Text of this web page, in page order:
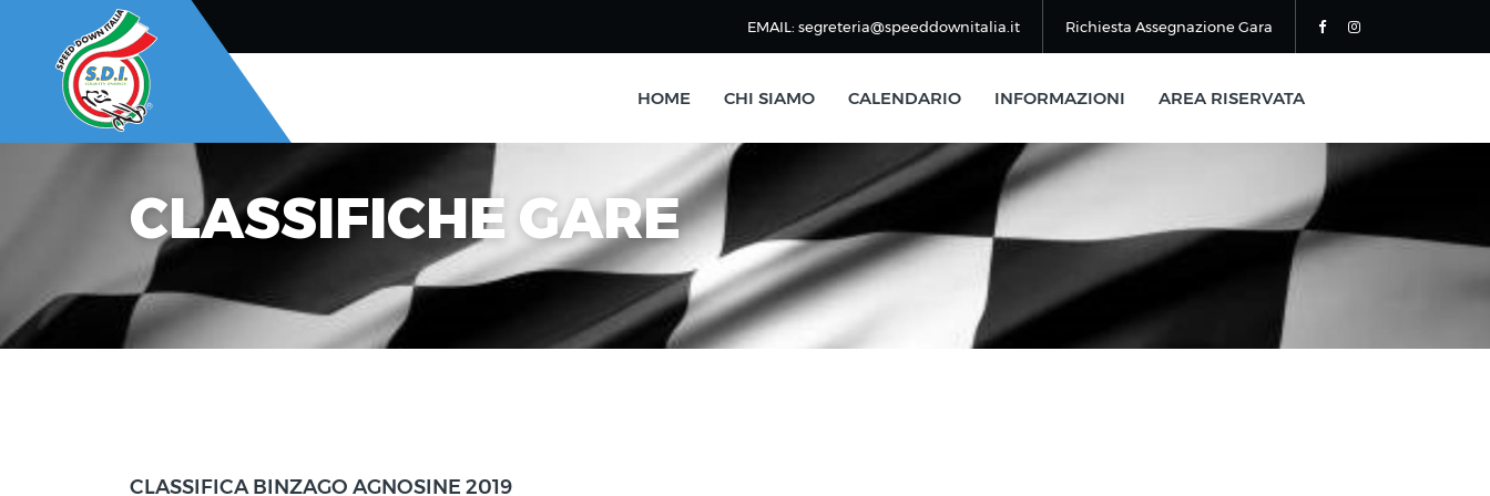
EMAIL: segreteria@speeddownitalia.it Richiesta Assegnazione Gara
CLASSIFICHE GARE
HOME CHI SIAMO CALENDARIO INFORMAZIONI AREA RISERVATA
CLASSIFICA BINZAGO AGNOSINE 2019